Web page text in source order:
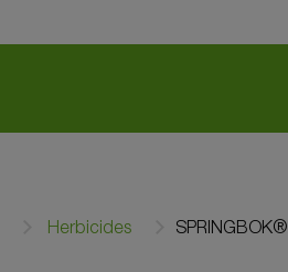
Herbicides SPRINGBOK®